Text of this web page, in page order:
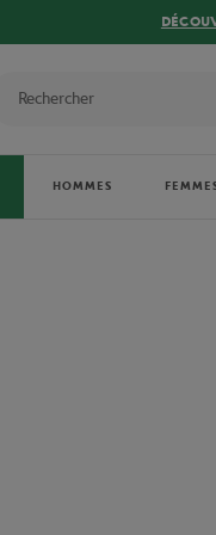
HOMMES